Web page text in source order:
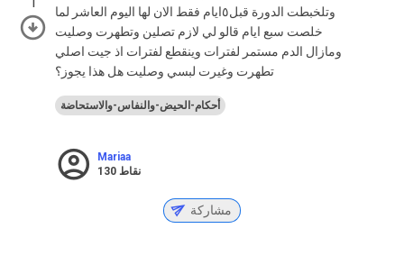
وتلخبطت الدورة قبل٥ايام فقط الان لها اليوم العاشر لما
خلصت سبع ايام قالو لي لازم تصلين وتطهرت وصليت
ومازال الدم مستمر لفترات وينقطع لفترات اذ جيت اصلي
تطهرت وغيرت لبسي وصليت هل هذا يجوز؟
أحكام-الحيض-والنفاس-والاستحاضة
Mariaa
130 نقاط
مشاركة